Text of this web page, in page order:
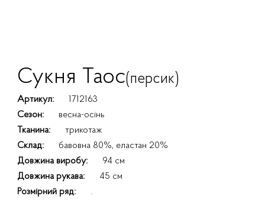
Сукня Таос(персик)
Артикул:
1712163
Сезон:
весна-осінь
Тканина:
трикотаж
Склад:
бавовна 80%, еластан 20%
Довжина виробу:
94 см
Довжина рукава:
45 см
Розмірний ряд:
.